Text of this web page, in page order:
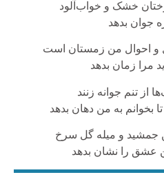
خشک و خواب‌آلود
جوان بدهد
و احوال من زمستان است
مرا زمان بدهد
از تنم جوانه زنند
به من دهان بدهد
جمشید و میله گل سرخ
عشق را نشان بدهد